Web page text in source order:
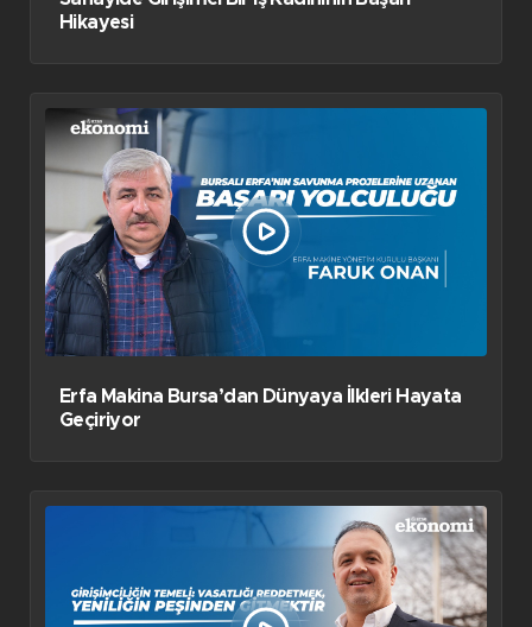
Hikayesi
Erfa Makina Bursa’dan Dünyaya İlkleri Hayata
Geçiriyor